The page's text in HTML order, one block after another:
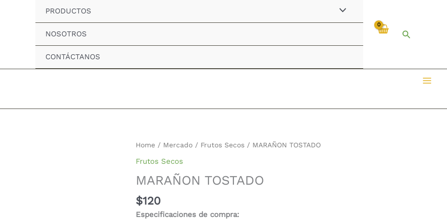
PRODUCTOS
NOSOTROS
CONTÁCTANOS
Buscar
Home / Mercado / Frutos Secos / MARAÑON TOSTADO
Frutos Secos
MARAÑON TOSTADO
$120
Especificaciones de compra:
MARAÑON